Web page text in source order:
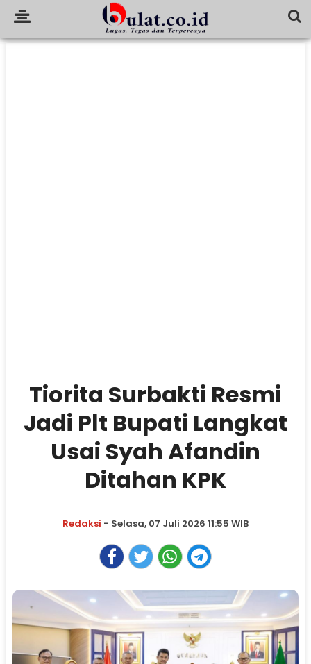
Tiorita Surbakti Resmi
Jadi Plt Bupati Langkat
Usai Syah Afandin
Ditahan KPK
Redaksi - Selasa, 07 Juli 2026 11:55 WIB